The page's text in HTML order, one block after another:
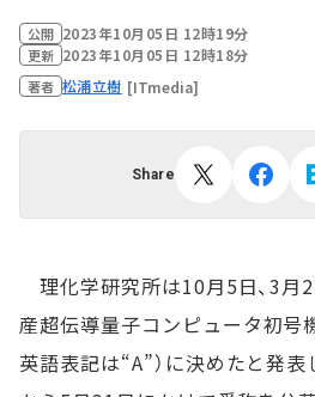
公開 2023年10月05日 12時19分
更新 2023年10月05日 12時18分
著者 松浦立樹 [ITmedia]
Share
理化学研究所は10月5日、3月
産超伝導量子コンピュータ初号機
英語表記は“A”）に決めたと発